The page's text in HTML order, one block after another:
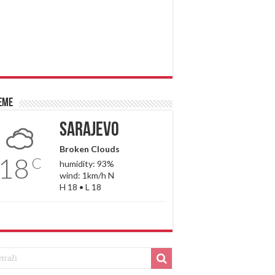
18 C
Sarajevo
Broken Clouds
humidity: 93%
wind: 1km/h N
H 18 • L 18